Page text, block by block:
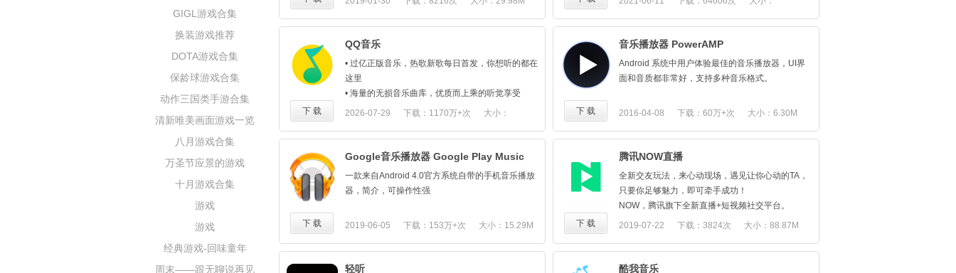
GIGL游戏合集
换装游戏推荐
DOTA游戏合集
保龄球游戏合集
动作三国类手游合集
清新唯美画面游戏一览
八月游戏合集
万圣节应景的游戏
十月游戏合集
游戏
游戏
经典游戏-回味童年
周末——跟无聊说再见
【精彩专区】挖掘惊喜原创的新声音，探秘亲子专
区的新王国、还有缤纷精彩的体育赛事等你来玩！
•听
【千万曲库】4000万正版曲库，新歌首发，覆盖华
语海外、内地港台，无限畅听，不再歌荒；
臻听感；
的歌曲更懂你心。
•看
得见的精彩；
【咪咕现场】全年超500场超高清演唱会直播，365
天想看就看，在哪都是现场；
【超清MV】好音乐听得到，更要"看"得见。
•唱
流量。不定期开展"下载送礼活动"，三网（电信、移
动、联通）用户流量不定期赠送。
来淘。新增私人FM，打造你的音乐小世界。
【免流量看海量短视频】：新增短视频模块，让用
户"足不出爱听4G"便可又听歌又看视频。
【酷炫彩铃，凸显个性】：DIY功能，任你玩转。热
播金曲、爆笑铃音任你选。
繁就简，让用户享受优美应用。
【蝰蛇音效，享受高音质】：一键设置蝰蛇音效，
让用户享受与众不同的音乐感受。
声媒体、大咖的节目，为不同的用户提供个性化选
如果您有任何问题或者意见反馈，请加爱听4G反馈
QQ群：398326060，期待与你碰撞出音乐的火花。
之谦、林俊杰、王菲、李荣浩、邓紫棋等热门歌手
新歌
可能感兴趣的新歌，比你更懂你；
★【超清音质】，每首歌曲都拥有令人惊叹的CD音
★【精彩歌单】，首创歌单作为核心架构，4亿歌单
库，满足你跑步、学习、工作、聚会等场景各种听
★【趣味乐评】，行业首创，每首歌下乐评超热
闹，2亿人一起写、一起看，趣味段子、故事、情
感……乐评看了就停不下来；
★【热闹动态】，热热闹闹的音乐社区，与志同道
合的朋友相见恨晚；
名DJ已入驻；
★【主播电台】，音乐故事、脱口秀、情感话题，
154.35M
QQ音乐
• 过亿正版音乐，热歌新歌每日首发，你想听的都在
这里
• 海量的无损音乐曲库，优质而上乘的听觉享受
• 精品有声书、播客、儿童故事、助眠节目…沉浸式
• 听歌识曲、哼唱识别，精准识别此刻播放或哼唱的
歌曲
音译
• 个性化推荐，全站依你的口味定制专属音乐内容
• 强大的搜索，歌手、专辑、歌单、MV、类型、歌
词、拼音、语音多种搜索方式均支持
2026-07-29 下载：1170万+次 大小：
182.26M
下 载
音乐播放器 PowerAMP
Android 系统中用户体验最佳的音乐播放器，UI界
面和音质都非常好，支持多种音乐格式。
2016-04-08 下载：60万+次 大小：6.30M
下 载
Google音乐播放器 Google Play Music
一款来自Android 4.0官方系统自带的手机音乐播放
器，简介，可操作性强
2019-06-05 下载：153万+次 大小：15.29M
下 载
腾讯NOW直播
全新交友玩法，来心动现场，遇见让你心动的TA，
只要你足够魅力，即可牵手成功！
NOW，腾讯旗下全新直播+短视频社交平台。
【附近的人 连麦互动】
感连线feel不一样的互动。
清纯校花，霸气御姐，风格多样，才艺百变，总有
2019-07-22 下载：3824次 大小：88.87M
下 载
轻听 酷我音乐